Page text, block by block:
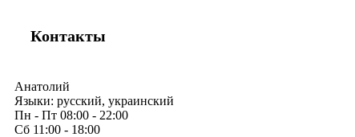
Контакты
Анатолий
Языки: русский, украинский
Пн - Пт 08:00 - 22:00
Сб 11:00 - 18:00